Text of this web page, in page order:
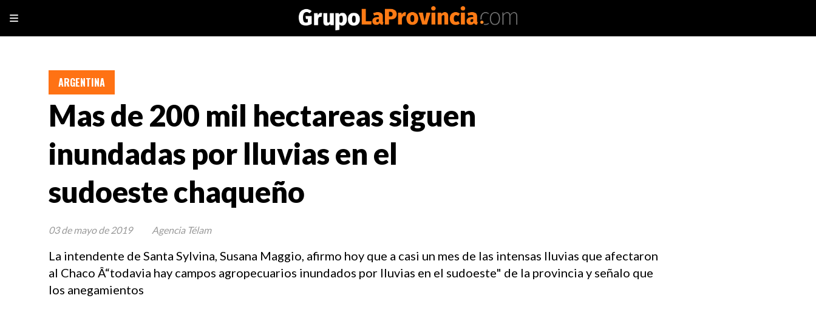
Mas de 200 mil hectareas siguen
inundadas por lluvias en el
sudoeste chaqueño
La intendente de Santa Sylvina, Susana Maggio, afirmo hoy que a casi un mes de las intensas lluvias que afectaron
al Chaco Â“todavia hay campos agropecuarios inundados por lluvias en el sudoeste" de la provincia y señalo que
los anegamientos
ARGENTINA
03 de mayo de 2019 Agencia Télam